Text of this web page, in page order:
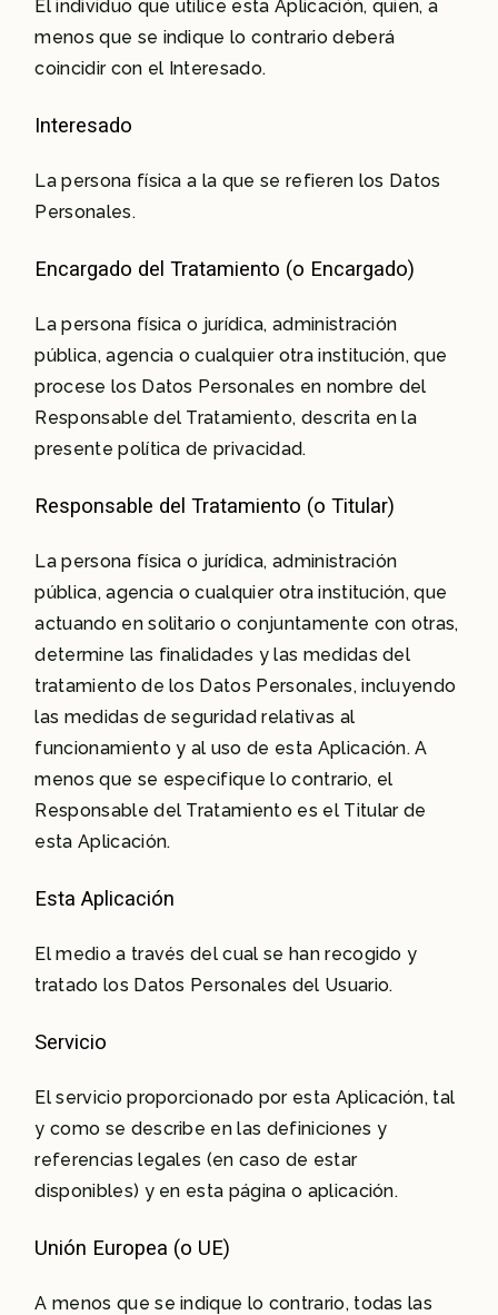
El individuo que utilice esta Aplicación, quien, a
menos que se indique lo contrario deberá
coincidir con el Interesado.
Interesado
La persona física a la que se refieren los Datos
Personales.
Encargado del Tratamiento (o Encargado)
La persona física o jurídica, administración
pública, agencia o cualquier otra institución, que
procese los Datos Personales en nombre del
Responsable del Tratamiento, descrita en la
presente política de privacidad.
Responsable del Tratamiento (o Titular)
La persona física o jurídica, administración
pública, agencia o cualquier otra institución, que
actuando en solitario o conjuntamente con otras,
determine las finalidades y las medidas del
tratamiento de los Datos Personales, incluyendo
las medidas de seguridad relativas al
funcionamiento y al uso de esta Aplicación. A
menos que se especifique lo contrario, el
Responsable del Tratamiento es el Titular de
esta Aplicación.
Esta Aplicación
El medio a través del cual se han recogido y
tratado los Datos Personales del Usuario.
Servicio
El servicio proporcionado por esta Aplicación, tal
y como se describe en las definiciones y
referencias legales (en caso de estar
disponibles) y en esta página o aplicación.
Unión Europea (o UE)
A menos que se indique lo contrario, todas las